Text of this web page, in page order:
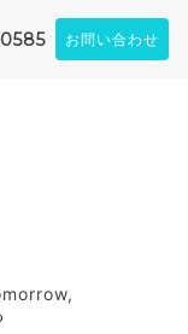
お問い合わせ